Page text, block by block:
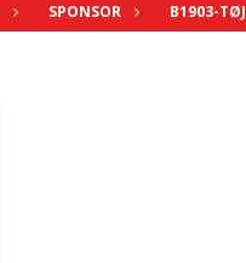
SPONSOR B1903-TØJ